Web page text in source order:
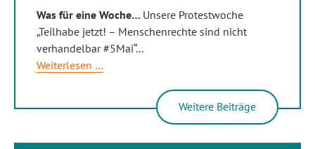
Was für eine Woche… Unsere Protestwoche
„Teilhabe jetzt! – Menschenrechte sind nicht
verhandelbar #5Mai“...
Weiterlesen …
Weitere Beiträge